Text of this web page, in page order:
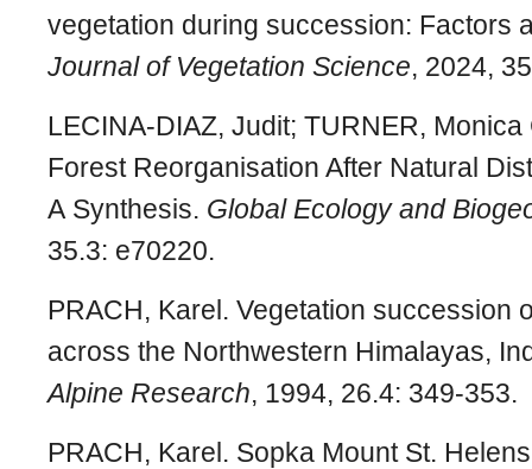
vegetation during succession: Factors
Journal of Vegetation Science, 2024,
LECINA‐DIAZ, Judit; TURNER,
Forest Reorganisation After Natural
A Synthesis. Global Ecology and
35.3: e70220.
PRACH, Karel. Vegetation succession
across the Northwestern Himalayas,
Alpine Research, 1994, 26.4: 349-353.
PRACH, Karel. Sopka Mount St.